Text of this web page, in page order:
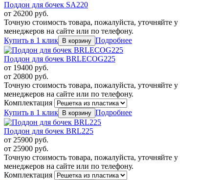
Поддон для бочек SA220
от 26200 руб.
Точную стоимость товара, пожалуйста, уточняйте у
менеджеров на сайте или по телефону.
Купить в 1 клик
Подробнее
Поддон для бочек BRLECOG225
от 19400 руб.
от 20800 руб.
Точную стоимость товара, пожалуйста, уточняйте у
менеджеров на сайте или по телефону.
Комплектация
Купить в 1 клик
Подробнее
Поддон для бочек BRL225
от 25900 руб.
от 25900 руб.
Точную стоимость товара, пожалуйста, уточняйте у
менеджеров на сайте или по телефону.
Комплектация